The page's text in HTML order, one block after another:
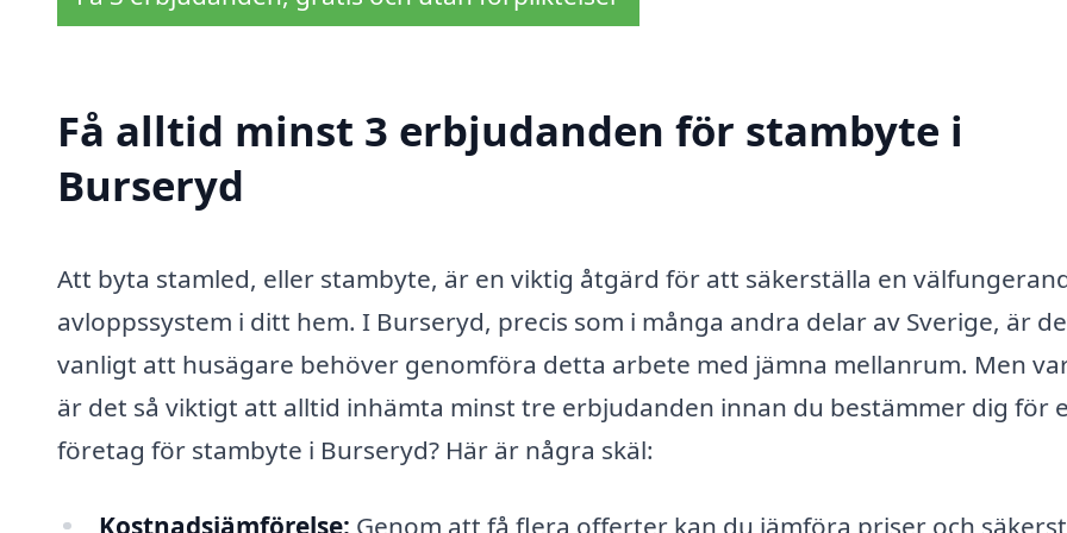
Få alltid minst 3 erbjudanden för stambyte i
Burseryd
Att byta stamled, eller stambyte, är en viktig åtgärd för att säkerställa en
avloppssystem i ditt hem. I Burseryd, precis som i många andra delar av Sverige, är
vanligt att husägare behöver genomföra detta arbete med jämna mellanrum. Men
är det så viktigt att alltid inhämta minst tre erbjudanden innan du bestämmer dig för
företag för stambyte i Burseryd? Här är några skäl:
Kostnadsjämförelse: Genom att få flera offerter kan du jämföra priser och